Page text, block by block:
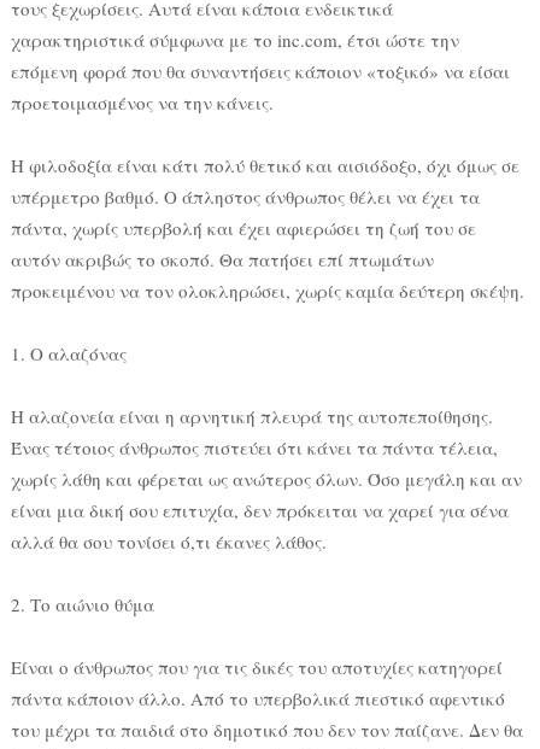
τους ξεχωρίσεις. Αυτά είναι κάποια ενδεικτικά
χαρακτηριστικά σύμφωνα με το inc.com, έτσι ώστε την
επόμενη φορά που θα συναντήσεις κάποιον «τοξικό» να είσαι
προετοιμασμένος να την κάνεις.
Η φιλοδοξία είναι κάτι πολύ θετικό και αισιόδοξο, όχι όμως σε
υπέρμετρο βαθμό. Ο άπληστος άνθρωπος θέλει να έχει τα
πάντα, χωρίς υπερβολή και έχει αφιερώσει τη ζωή του σε
αυτόν ακριβώς το σκοπό. Θα πατήσει επί πτωμάτων
προκειμένου να τον ολοκληρώσει, χωρίς καμία δεύτερη σκέψη.
1. Ο αλαζόνας
Η αλαζονεία είναι η αρνητική πλευρά της αυτοπεποίθησης.
Ένας τέτοιος άνθρωπος πιστεύει ότι κάνει τα πάντα τέλεια,
χωρίς λάθη και φέρεται ως ανώτερος όλων. Όσο μεγάλη και αν
είναι μια δική σου επιτυχία, δεν πρόκειται να χαρεί για σένα
αλλά θα σου τονίσει ό,τι έκανες λάθος.
2. Το αιώνιο θύμα
Είναι ο άνθρωπος που για τις δικές του αποτυχίες κατηγορεί
πάντα κάποιον άλλο. Από το υπερβολικά πιεστικό αφεντικό
του μέχρι τα παιδιά στο δημοτικό που δεν τον παίζανε. Δεν θα